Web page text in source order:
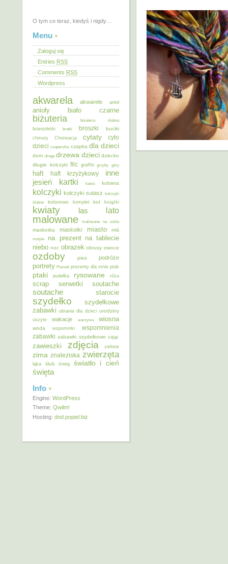
O tym co teraz, kiedyś i nigdy…
Menu
Zaloguj się
Entries RSS
Comments RSS
Wordpress
akwarela akwarele anioł
anioły biało czarne
biżuteria
biżuteria ślubna
bransoletki
bratki broszki buciki
chmury Chorwacja cytaty
cyto
dzieci czapeczka czapka dla dzieci
dom droga drzewa dzieci dziecko
długie kolczyki filc graffiti grzyby góry
haft haft krzyżykowy inne
jesień kartki kawa kobieta
kolczyki kolczyki sutasz kolczyki
ślubne
kolorowo komplet kot książki
kwiaty las lato
malowane malowane na szkle
maskotka maskotki miasto miś
motyle na prezent na tablecie
niebo noc obrazek obrusy owoce
ozdoby pies podróże
portrety Poznań prezenty dla mnie ptak
ptaki pudełka rysowane róża
scrap serwetki soutache
soutache starocie
szydełko
szydełkowe
zabawki ubrania dla dzieci urodziny
uszyte wakacje warzywa wiosna
woda wspominki
wspomnienia
zabawki zabawki szydełkowe zając
zawieszki zdjęcia zielone
zima znaleziska zwierzęta
łąka ślub śnieg światło i cień
święta
Info
Engine: WordPress
Theme: Qwilm!
Hosting: dnd.popiel.biz